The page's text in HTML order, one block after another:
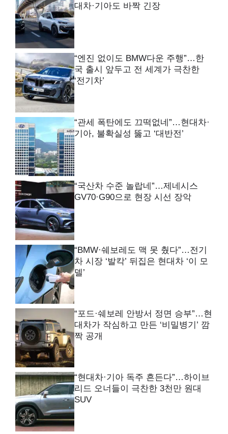
대차·기아도 바짝 긴장
“엔진 없이도 BMW다운 주행”…한
국 출시 앞두고 전 세계가 극찬한
‘전기차’
“관세 폭탄에도 끄떡없네”…현대차·
기아, 불확실성 뚫고 ‘대반전’
“국산차 수준 놀랍네”…제네시스
GV70·G90으로 현장 시선 장악
“BMW·쉐보레도 맥 못 췄다”…전기
차 시장 ‘발칵’ 뒤집은 현대차 ‘이 모
델’
“포드·쉐보레 안방서 정면 승부”…현
대차가 작심하고 만든 ‘비밀병기’ 깜
짝 공개
“현대차·기아 독주 흔든다”…하이브
리드 오너들이 극찬한 3천만 원대
SUV